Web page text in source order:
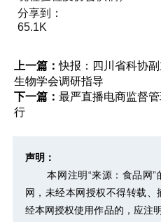
分享到：
65.1K
上一篇：快报：四川省科协
生物学会调研指导
下一篇： 最严直播电商监督
行
声明：
本网注明“来源：食品网
网，未经本网授权不得转载
经本网授权使用作品的，应注